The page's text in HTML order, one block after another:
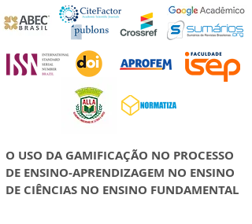
O USO DA GAMIFICAÇÃO NO PROCESSO
DE ENSINO-APRENDIZAGEM NO ENSINO
DE CIÊNCIAS NO ENSINO FUNDAMENTAL